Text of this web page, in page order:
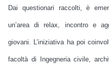
Dai questionari raccolti, è
un’area di relax, incontro e
giovani. L’iniziativa ha poi
facoltà di Ingegneria civile,